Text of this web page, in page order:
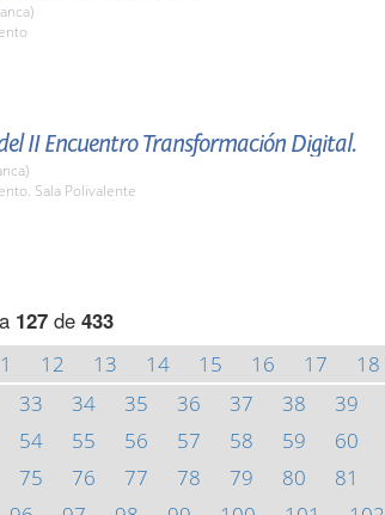
II Encuentro Transformación Digital.
Sala Polivalente
127de 433
12 13 14 15 16 17 18
33 34 35 36 37 38 39
54 55 56 57 58 59 60
75 76 77 78 79 80 81